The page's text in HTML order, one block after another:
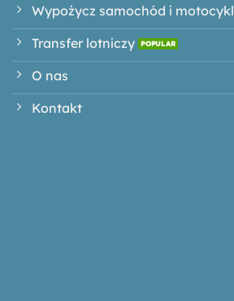
Wypożycz samochód i motocykl
Transfer lotniczy
O nas
Kontakt